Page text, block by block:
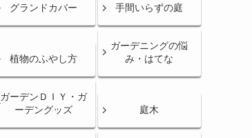
グランドカバー 手間いらずの庭
植物のふやし方
ガーデニングの悩
み・はてな
ガーデンＤＩＹ・ガ
ーデングッズ
庭木